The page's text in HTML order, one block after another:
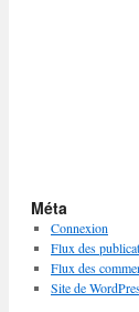
Méta
Connexion
Flux des
Flux des
Site de